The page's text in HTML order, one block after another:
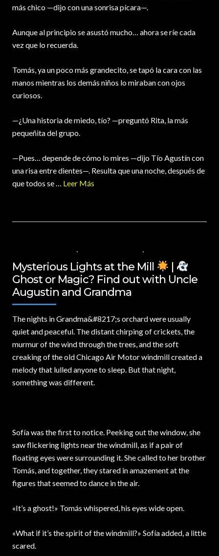
más chico —dijo con una sonrisa pícara—.
Aunque al principio se asustó mucho… ahora se ríe cada
vez que lo recuerda.
Tomás, ya un poco más grandecito, se tapó la cara con las
manos mientras los demás niños lo miraban con ojos
curiosos.
—¿Una historia de miedo, tío? —preguntó Rita, la más
pequeñita del grupo.
—Pues… depende de cómo lo mires —dijo Tío Agustín con
una risa entre dientes—. Resulta que una noche, después de
que todos se … Leer Más
Mysterious Lights at the Mill
Ghost or Magic? Find out with Uncle
Augustin and Grandma
The nights in Grandma&#8217;s orchard were usually
quiet and peaceful. The distant chirping of crickets, the
murmur of the wind through the trees, and the soft
creaking of the old Chicago Air Motor windmill created a
melody that lulled anyone to sleep. But that night,
something was different.
Sofía was the first to notice. Peeking out the window, she
saw flickering lights near the windmill, as if a pair of
floating eyes were surrounding it. She called to her brother
Tomás, and together, they stared in amazement at the
figures that seemed to dance in the air.
«It’s a ghost!» Tomás whispered, his eyes wide open.
«What if it’s the spirit of the windmill?» Sofía added, a little
scared.